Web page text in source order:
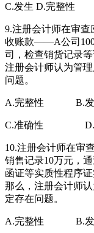
C.发生 D.完整性
9.注册会计师在审查
收账款——A公司100
司，检查销货记录
注册会计师认为管
问题。
A.完整性 B.发
C.准确性 D.计
10.注册会计师在审
销售记录10万元，
函证等实质性程序
那么，注册会计师
定存在问题。
A.完整性 B.发